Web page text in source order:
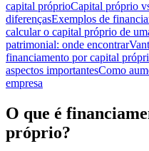
capital próprioCapital próprio
diferençasExemplos de
calcular o capital próprio de
patrimonial: onde encontrar
financiamento por capital
aspectos importantesComo
empresa
O que é
próprio?